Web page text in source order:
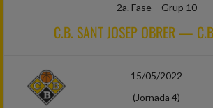
2a. Fase – Grup 10
C.B. SANT JOSEP OBRER —
15/05/2022
(Jornada 4)